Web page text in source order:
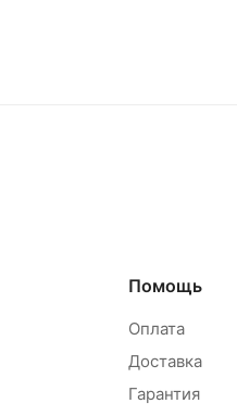
Помощь
Оплата
Доставка
Гарантия